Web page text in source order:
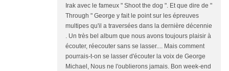
Irak avec le fameux " Shoot the dog ". Et que dire de "
Through " George y fait le point sur les épreuves
multipes qu'il a traversées dans la dernière décennie
. Un très bel album que nous avons toujours plaisir à
écouter, réecouter sans se lasser.... Mais comment
pourrais-t-on se lasser d'écouter la voix de George
Michael, Nous ne l'oublierons jamais. Bon week-end